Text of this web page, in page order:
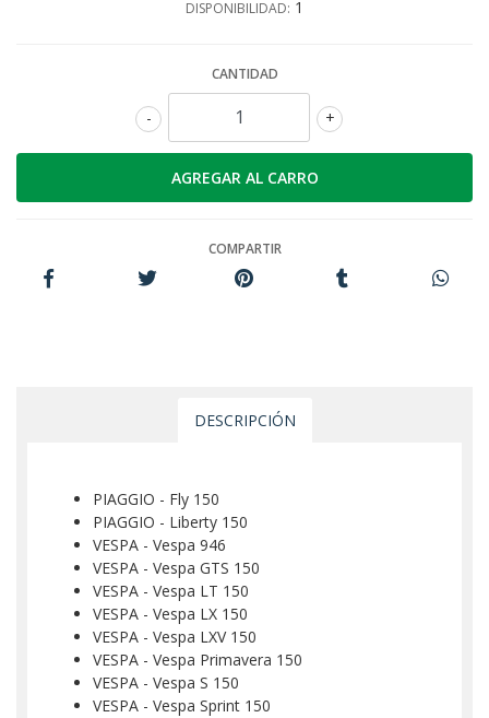
DISPONIBILIDAD: 1
CANTIDAD
+
-
COMPARTIR
DESCRIPCIÓN
PIAGGIO - Fly 150
PIAGGIO - Liberty 150
VESPA - Vespa 946
VESPA - Vespa GTS 150
VESPA - Vespa LT 150
VESPA - Vespa LX 150
VESPA - Vespa LXV 150
VESPA - Vespa Primavera 150
VESPA - Vespa S 150
VESPA - Vespa Sprint 150